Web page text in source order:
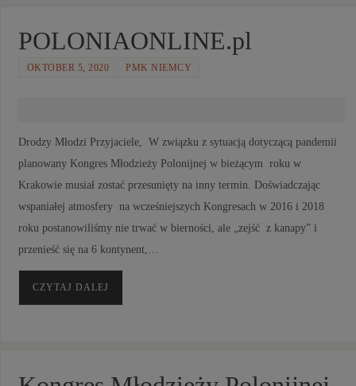
POLONIAONLINE.pl
OKTOBER 5, 2020 PMK NIEMCY
Drodzy Młodzi Przyjaciele, W związku z sytuacją dotyczącą pandemii
planowany Kongres Młodzieży Polonijnej w bieżącym roku w
Krakowie musiał zostać przesunięty na inny termin. Doświadczając
wspaniałej atmosfery na wcześniejszych Kongresach w 2016 i 2018
roku postanowiliśmy nie trwać w bierności, ale „zejść z kanapy” i
przenieść się na 6 kontynent,…
CZYTAJ DALEJ